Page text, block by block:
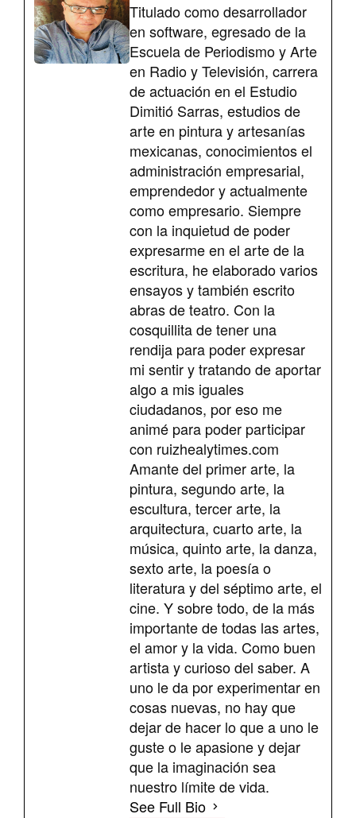
Titulado como desarrollador
en software, egresado de la
Escuela de Periodismo y Arte
en Radio y Televisión, carrera
de actuación en el Estudio
Dimitió Sarras, estudios de
arte en pintura y artesanías
mexicanas, conocimientos el
administración empresarial,
emprendedor y actualmente
como empresario. Siempre
con la inquietud de poder
expresarme en el arte de la
escritura, he elaborado varios
ensayos y también escrito
abras de teatro. Con la
cosquillita de tener una
rendija para poder expresar
mi sentir y tratando de aportar
algo a mis iguales
ciudadanos, por eso me
animé para poder participar
con ruizhealytimes.com
Amante del primer arte, la
pintura, segundo arte, la
escultura, tercer arte, la
arquitectura, cuarto arte, la
música, quinto arte, la danza,
sexto arte, la poesía o
literatura y del séptimo arte, el
cine. Y sobre todo, de la más
importante de todas las artes,
el amor y la vida. Como buen
artista y curioso del saber. A
uno le da por experimentar en
cosas nuevas, no hay que
dejar de hacer lo que a uno le
guste o le apasione y dejar
que la imaginación sea
nuestro límite de vida.
See Full Bio